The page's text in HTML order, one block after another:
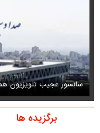
سانسور عجیب تلویزیون
برگزیده ها